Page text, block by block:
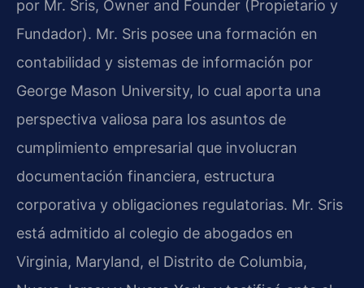
por Mr. Sris, Owner and Founder (Propietario y
Fundador). Mr. Sris posee una formación en
contabilidad y sistemas de información por
George Mason University, lo cual aporta una
perspectiva valiosa para los asuntos de
cumplimiento empresarial que involucran
documentación financiera, estructura
corporativa y obligaciones regulatorias. Mr. Sris
está admitido al colegio de abogados en
Virginia, Maryland, el Distrito de Columbia,